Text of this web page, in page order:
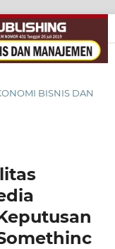
BISNIS DAN